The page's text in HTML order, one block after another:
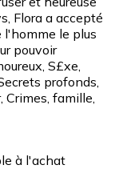
Flora a accepté
l'homme le plus
pouvoir
S£xe,
profonds,
Crimes, famille,
à l'achat